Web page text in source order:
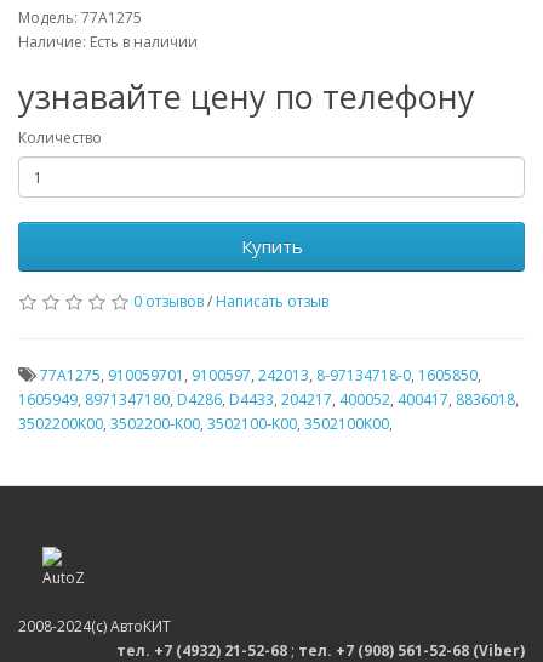
Модель: 77A1275
Наличие: Есть в наличии
узнавайте цену по телефону
Количество
Купить
0 отзывов/ Написать отзыв
77A1275, 910059701 , 9100597, 242013, 8-97134718-0, 1605850,
1605949, 8971347180, D4286, D4433, 204217, 400052, 400417, 8836018,
3502200K00, 3502200-K00, 3502100-K00, 3502100K00,
2008-2024(c) АвтоКИТ
тел. +7 (4932) 21-52-68 ; тел. +7 (908) 561-52-68 (Viber)